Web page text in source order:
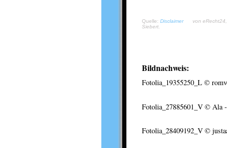
Quelle: Disclaimer
von
Siebert.
Bildnachweis:
Fotolia_19355250_L ©
Fotolia_27885601_V © Ala
Fotolia_28409192_V ©